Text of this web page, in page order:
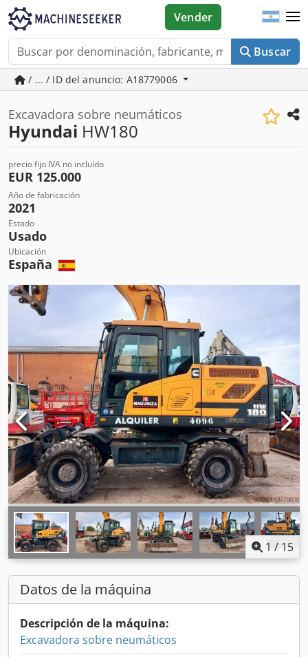
Buscar
Vender
/ ... / ID del anuncio: A18779006
Excavadora sobre neumáticos
Hyundai HW180
precio fijo IVA no incluído
EUR 125.000
Año de fabricación
2021
Estado
Usado
Ubicación
España
1 / 15
Datos de la máquina
Descripción de la máquina:
Excavadora sobre neumáticos